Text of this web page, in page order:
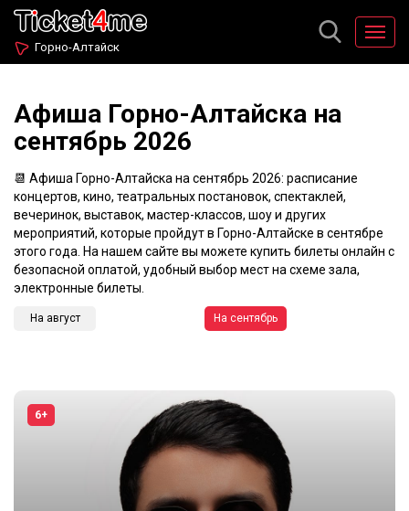
Горно-Алтайск
Афиша Горно-Алтайска на
сентябрь 2026
📆 Афиша Горно-Алтайска на сентябрь 2026: расписание
концертов, кино, театральных постановок, спектаклей,
вечеринок, выставок, мастер-классов, шоу и других
мероприятий, которые пройдут в Горно-Алтайске в сентябре
этого года. На нашем сайте вы можете купить билеты онлайн с
безопасной оплатой, удобный выбор мест на схеме зала,
электронные билеты.
На август На сентябрь
6+